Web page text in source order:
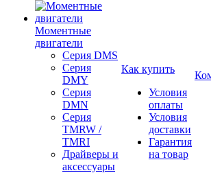
Моментные
двигатели
Серия DMS
Серия
DMY
Серия
DMN
Серия
TMRW /
TMRI
Драйверы и
аксессуары
Как купить
Условия
оплаты
Условия
доставки
Гарантия
на товар